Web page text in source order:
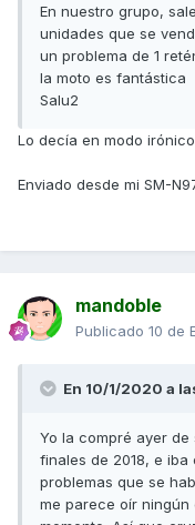
En nuestro grupo,
unidades que se
un problema de 1
la moto es fantástica
Salu2
Lo decía en modo
Enviado desde mi SM-
mandoble
Publicado 10 de
En 10/1/2020 a
Yo la compré ayer
finales de 2018, e
problemas que se
me parece oír